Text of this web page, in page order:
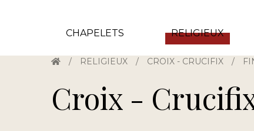
/ RELIGIEUX / CROIX - CRUCIFIX /
Croix -
CHAPELETS RELIGIEUX